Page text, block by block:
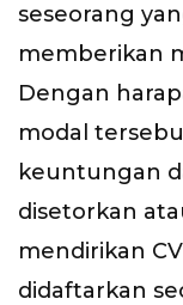
seseorang
memberikan
Dengan
modal
keuntungan
disetorkan
mendirikan
didaftarkan